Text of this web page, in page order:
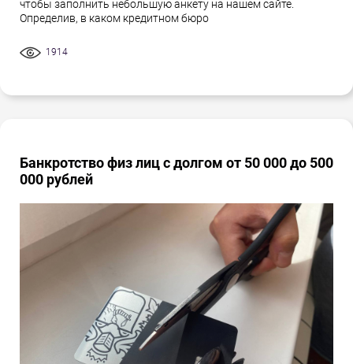
чтобы заполнить небольшую анкету на нашем сайте.
Определив, в каком кредитном бюро
1914
Банкротство физ лиц с долгом от 50 000 до 500
000 рублей